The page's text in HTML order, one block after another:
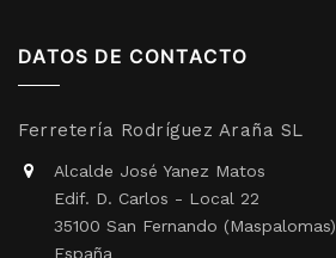
DATOS DE CONTACTO
Ferretería Rodríguez Araña SL
Alcalde José Yanez Matos
Edif. D. Carlos - Local 22
35100 San Fernando (Maspalomas)
España